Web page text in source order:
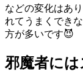
などの変化はあ
れてうまくでき
方が多いです😈
邪魔者に